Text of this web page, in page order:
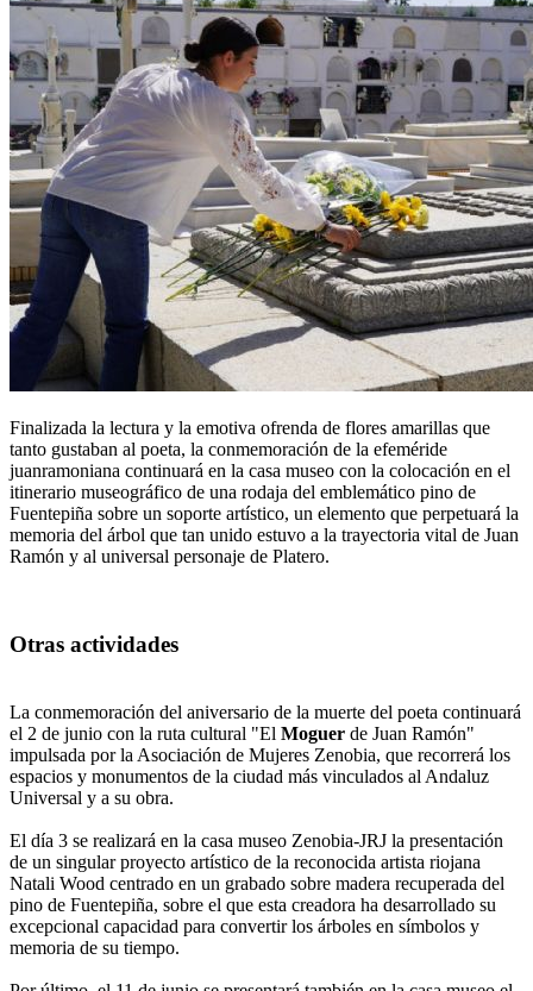
Finalizada la lectura y la emotiva ofrenda de flores amarillas que
tanto gustaban al poeta, la conmemoración de la efeméride
juanramoniana continuará en la casa museo con la colocación en el
itinerario museográfico de una rodaja del emblemático pino de
Fuentepiña sobre un soporte artístico, un elemento que perpetuará la
memoria del árbol que tan unido estuvo a la trayectoria vital de Juan
Ramón y al universal personaje de Platero.
Otras actividades
La conmemoración del aniversario de la muerte del poeta continuará
el 2 de junio con la ruta cultural "El Moguer de Juan Ramón"
impulsada por la Asociación de Mujeres Zenobia, que recorrerá los
espacios y monumentos de la ciudad más vinculados al Andaluz
Universal y a su obra.
El día 3 se realizará en la casa museo Zenobia-JRJ la presentación
de un singular proyecto artístico de la reconocida artista riojana
Natali Wood centrado en un grabado sobre madera recuperada del
pino de Fuentepiña, sobre el que esta creadora ha desarrollado su
excepcional capacidad para convertir los árboles en símbolos y
memoria de su tiempo.